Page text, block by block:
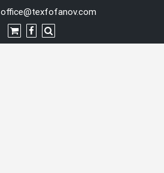
office@texfofanov.com